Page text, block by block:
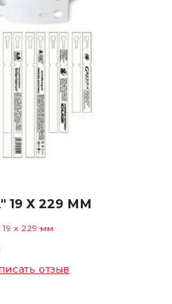
19 Х 229 ММ
х 229 мм
отзыв